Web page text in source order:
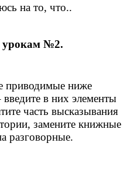
на то, что..
урокам №2.
приводимые ниже
в них элементы
часть высказывания
замените книжные
разговорные.